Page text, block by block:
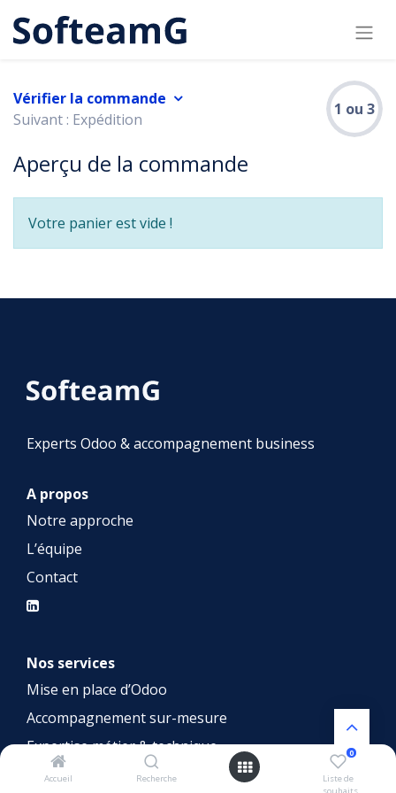
Accueil Recherche
0
Liste de
Vérifier la commande
Suivant : Expédition
1 ou 3
Aperçu de la commande
Votre panier est vide !
A propos
Notre approche
L’équipe
Contact
Nos services
Mise en place d’Odoo
Accompagnement sur-mesure
Expertise métier & technique
Experts Odoo & accompagnement business